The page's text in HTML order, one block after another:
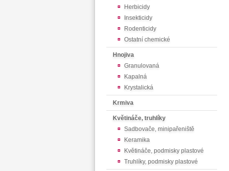
Herbicidy
Insekticidy
Rodenticidy
Ostatní chemické
Hnojiva
Granulovaná
Kapalná
Krystalická
Krmiva
Květináče, truhlíky
Sadbovače, minipařeniště
Keramika
Květináče, podmisky plastové
Truhlíky, podmisky plastové